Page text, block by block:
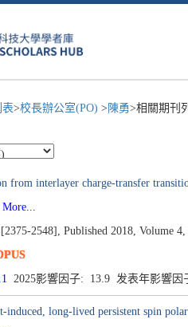
>校長辦公室(PO) > 陳勇>相關期刊
from interlayer charge-transfer
2548], Published 2018, Volume 4,
2025影響因子: 13.9 发表年影響因
induced, long-lived persistent spin